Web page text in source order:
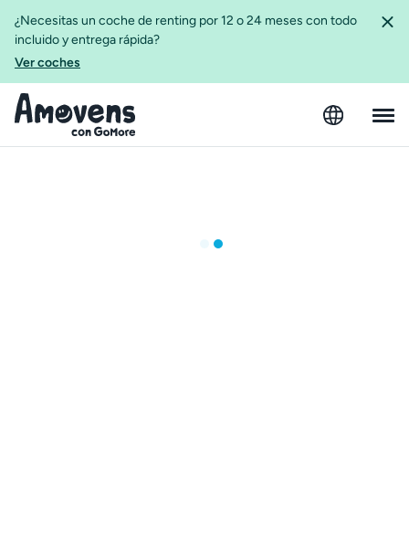
¿Necesitas un coche de renting por 12 o 24 meses con todo
incluido y entrega rápida?
Ver coches